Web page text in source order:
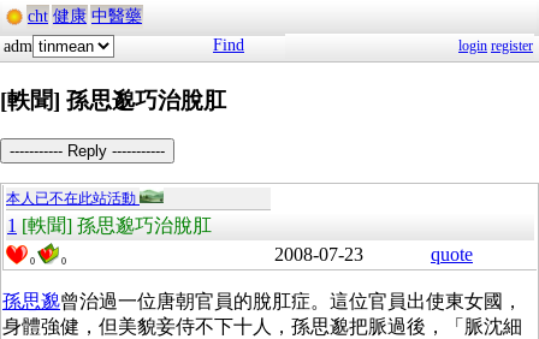
cht 健康 中醫藥
adm
Find login register
[軼聞] 孫思邈巧治脫肛
----------- Reply -----------
本人已不在此站活動
1 [軼聞] 孫思邈巧治脫肛
0 0 2008-07-23 quote
孫思邈曾治過一位唐朝官員的脫肛症。這位官員出使東女國，
身體強健，但美貌妾侍不下十人，孫思邈把脈過後，「脈沈細